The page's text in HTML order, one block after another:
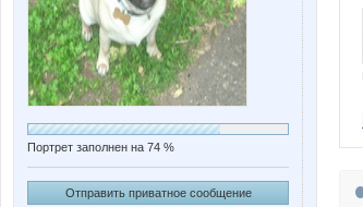
Портрет заполнен на 74 %
Отправить приватное сообщение